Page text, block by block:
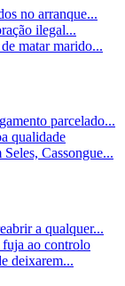
no arranque...
ilegal...
matar marido...
parcelado...
qualidade
Cassongue...
a qualquer...
ao controlo
deixarem...